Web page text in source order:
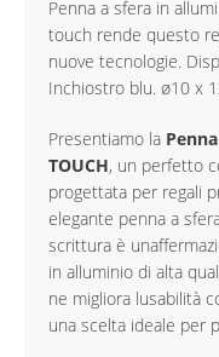
Penna a sfera in
touch rende questo
nuove tecnologie.
Inchiostro blu. ø10 x
Presentiamo la
TOUCH, un perfetto
progettata per regali
elegante penna a
scrittura è
in alluminio di alta
ne migliora lusabilità
una scelta ideale per